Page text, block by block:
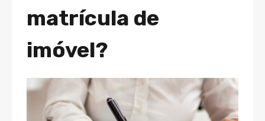
matrícula de
imóvel?